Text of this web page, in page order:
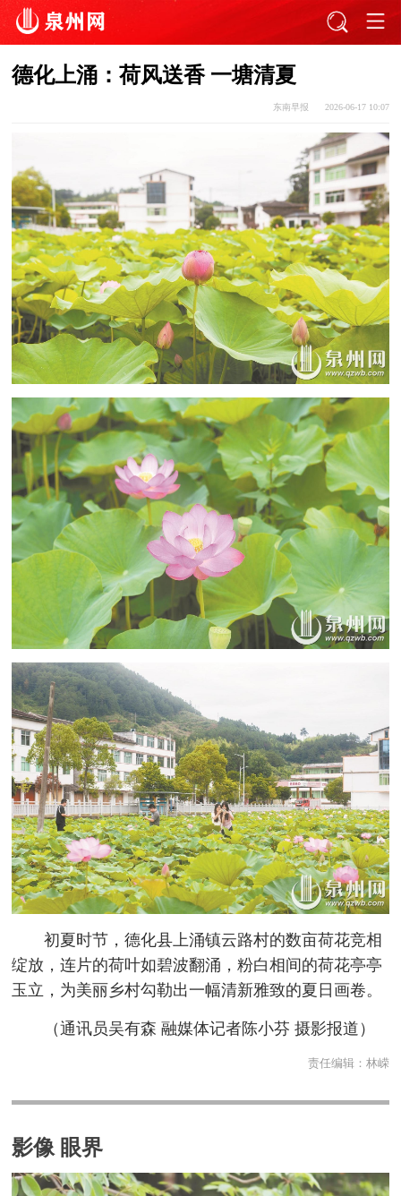
德化上涌：荷风送香 一塘清夏
东南早报 2026-06-17 10:07
初夏时节，德化县上涌镇云路村的数亩荷花竞相
绽放，连片的荷叶如碧波翻涌，粉白相间的荷花亭亭
玉立，为美丽乡村勾勒出一幅清新雅致的夏日画卷。
（通讯员吴有森 融媒体记者陈小芬 摄影报道）
责任编辑： 林嵘
影像 眼界